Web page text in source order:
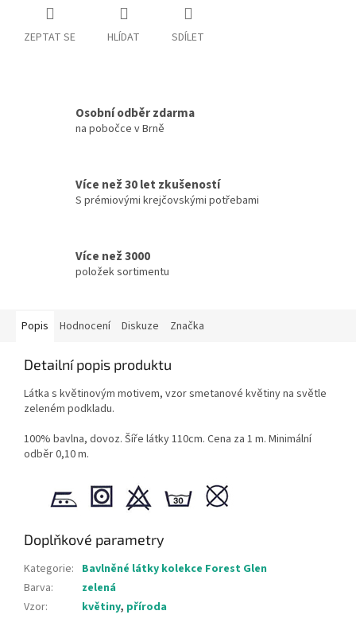
ZEPTAT SE HLÍDAT SDÍLET
Osobní odběr zdarma
na pobočce v Brně
Více než 30 let zkušeností
S prémiovými krejčovskými potřebami
Více než 3000
položek sortimentu
Popis Hodnocení Diskuze Značka
Detailní popis produktu
Látka s květinovým motivem, vzor smetanové květiny na světle
zeleném podkladu.
100% bavlna, dovoz. Šíře látky 110cm. Cena za 1 m. Minimální
odběr 0,10 m.
Doplňkové parametry
Kategorie: Bavlněné látky kolekce Forest Glen
Barva:
zelená
Vzor: květiny, příroda